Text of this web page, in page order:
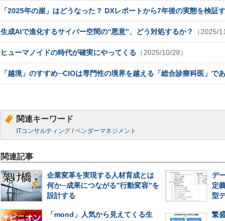
「2025年の崖」はどうなった？ DXレポートから7年後の実態を検証
生成AIで進化するサイバー空間の“悪意”、どう対処するか？ （2025/
ヒューマノイドの時代が確実にやってくる （2025/10/28）
「越境」のすすめ─CIOは専門性の境界を越える「総合診療科医」であ
関連キーワード
ITコンサルティング /ベンダーマネジメント
関連記事
企業変革を実現する人材育成とは
何か─成果につながる”行動変容”を
設計する
デ
定
型
「mond」人気から見えてくる生
繁